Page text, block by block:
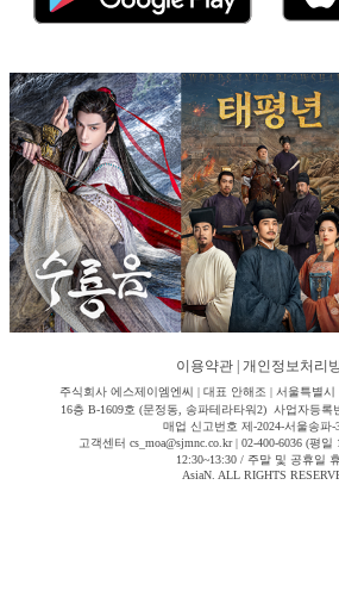
이용약관 개인정보처리
주식회사 에스제이엠엔씨 | 대표 안해조 | 서울특별
16층 B-1609호 (문정동, 송파테라타워2) 사업자등록
매업 신고번호 제-2024-서울송파-
고객센터 cs_moa@sjmnc.co.kr | 02-400-6036 (평
12:30~13:30 / 주말 및 공휴일
AsiaN. ALL RIGHTS